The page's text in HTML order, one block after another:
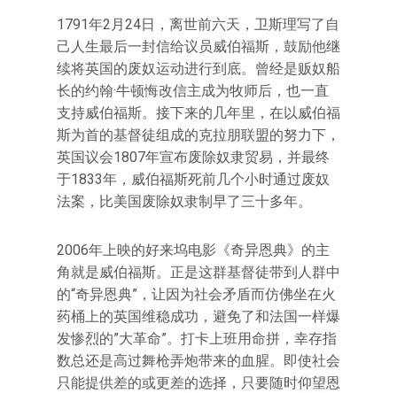
1791年2月24日，离世前六天，卫斯理写了自
己人生最后一封信给议员威伯福斯，鼓励他继
续将英国的废奴运动进行到底。曾经是贩奴船
长的约翰·牛顿悔改信主成为牧师后，也一直
支持威伯福斯。接下来的几年里，在以威伯福
斯为首的基督徒组成的克拉朋联盟的努力下，
英国议会1807年宣布废除奴隶贸易，并最终
于1833年，威伯福斯死前几个小时通过废奴
法案，比美国废除奴隶制早了三十多年。
2006年上映的好来坞电影《奇异恩典》的主
角就是威伯福斯。正是这群基督徒带到人群中
的“奇异恩典”，让因为社会矛盾而仿佛坐在火
药桶上的英国维稳成功，避免了和法国一样爆
发惨烈的”大革命”。打卡上班用命拼，幸存指
数总还是高过舞枪弄炮带来的血腥。即使社会
只能提供差的或更差的选择，只要随时仰望恩